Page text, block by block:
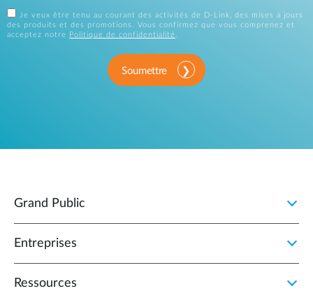
Je veux être tenu au courant des activités de D-Link, des mises à jours
des produits et des promotions. Vous confirmez que vous comprenez et
acceptez notre
Politique de confidentialité.
Soumettre
Grand Public
Entreprises
Ressources